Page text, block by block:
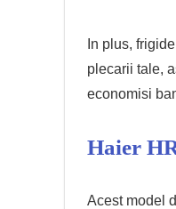
In plus,
plecarii tale,
economisi
Haier
Acest model